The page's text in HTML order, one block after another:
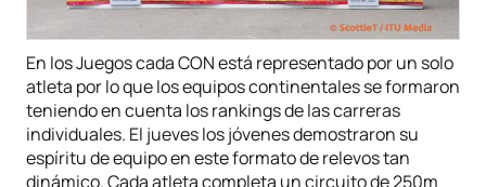
En los Juegos cada CON está representado por un solo
atleta por lo que los equipos continentales se formaron
teniendo en cuenta los rankings de las carreras
individuales. El jueves los jóvenes demostraron su
espíritu de equipo en este formato de relevos tan
dinámico. Cada atleta completa un circuito de 250m